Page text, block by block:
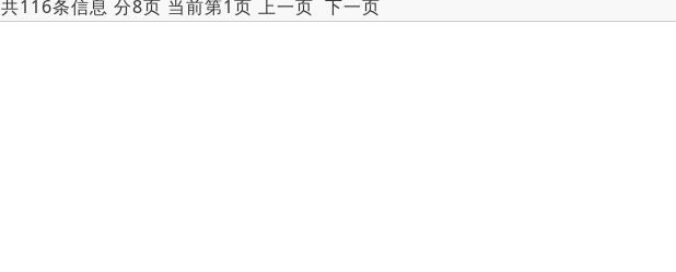
共116条信息 分8页 当前第1页 上一页 下一页